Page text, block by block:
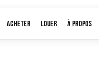
ACHETER LOUER À PROPOS